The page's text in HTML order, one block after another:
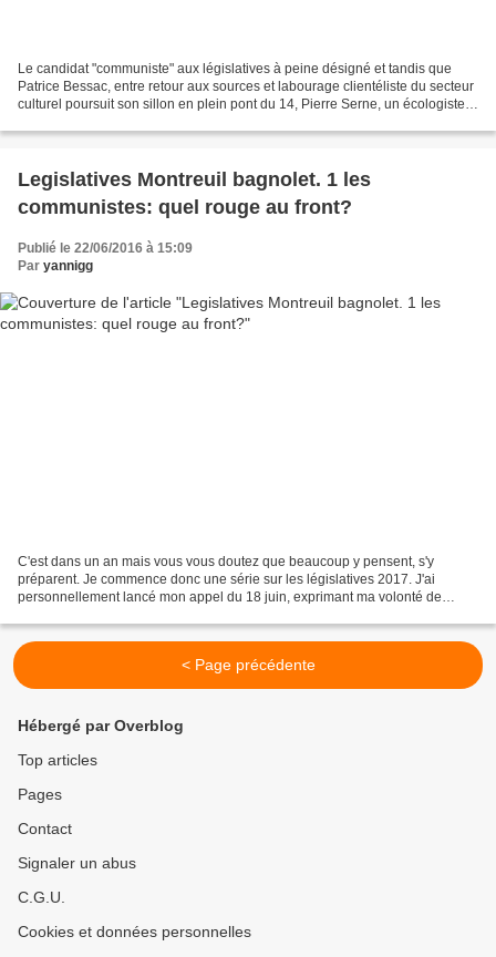
Le candidat "communiste" aux législatives à peine désigné et tandis que
Patrice Bessac, entre retour aux sources et labourage clientéliste du secteur
culturel poursuit son sillon en plein pont du 14, Pierre Serne, un écologiste
Legislatives Montreuil bagnolet. 1 les
communistes: quel rouge au front?
Publié le 22/06/2016 à 15:09
Par yannigg
C'est dans un an mais vous vous doutez que beaucoup y pensent, s'y
préparent. Je commence donc une série sur les législatives 2017. J'ai
personnellement lancé mon appel du 18 juin, exprimant ma volonté de
< Page précédente
Hébergé par Overblog
Top articles
Pages
Contact
Signaler un abus
C.G.U.
Cookies et données personnelles